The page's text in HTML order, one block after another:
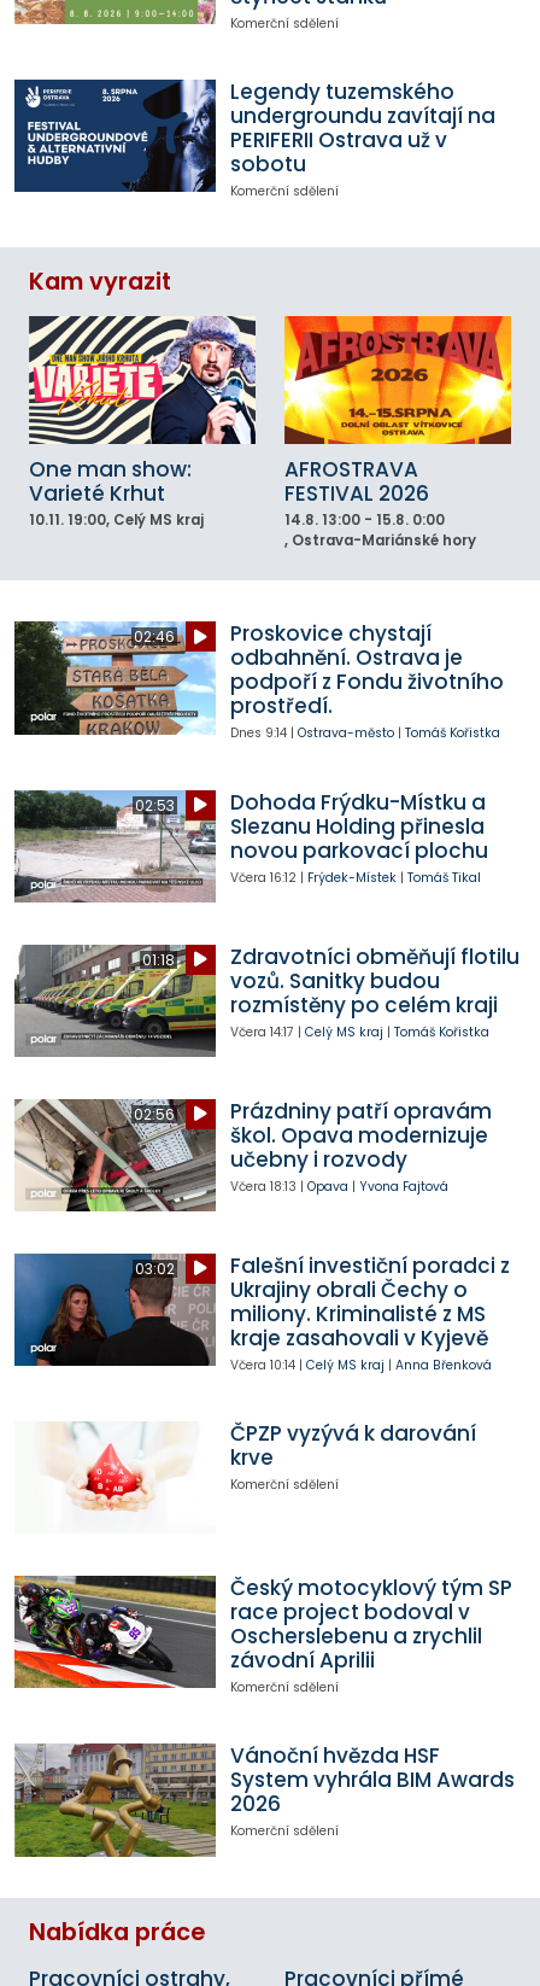
Komerční sdělení
Legendy tuzemského
undergroundu zavítají na
PERIFERII Ostrava už v
sobotu
Komerční sdělení
Kam vyrazit
One man show:
Varieté Krhut
10.11. 19:00, Celý MS kraj
AFROSTRAVA
FESTIVAL 2026
14.8. 13:00 - 15.8. 0:00
, Ostrava-Mariánské hory
02:46
Proskovice chystají
odbahnění. Ostrava je
podpoří z Fondu životního
prostředí.
Dnes 9:14| Ostrava-město| Tomáš Kořistka
02:53
Dohoda Frýdku-Místku a
Slezanu Holding přinesla
novou parkovací plochu
Včera 16:12| Frýdek-Místek| Tomáš Tikal
01:18
Zdravotníci obměňují flotilu
vozů. Sanitky budou
rozmístěny po celém kraji
Včera 14:17 | Celý MS kraj | Tomáš Kořistka
02:56
Prázdniny patří opravám
škol. Opava modernizuje
učebny i rozvody
Včera 18:13 | Opava | Yvona Fajtová
03:02
Falešní investiční poradci z
Ukrajiny obrali Čechy o
miliony. Kriminalisté z MS
kraje zasahovali v Kyjevě
Včera 10:14| Celý MS kraj | Anna Břenková
ČPZP vyzývá k darování
krve
Komerční sdělení
Český motocyklový tým SP
race project bodoval v
Oscherslebenu a zrychlil
závodní Aprilii
Komerční sdělení
Vánoční hvězda HSF
System vyhrála BIM Awards
2026
Komerční sdělení
Nabídka práce
Pracovníci ostrahy, Pracovníci přímé